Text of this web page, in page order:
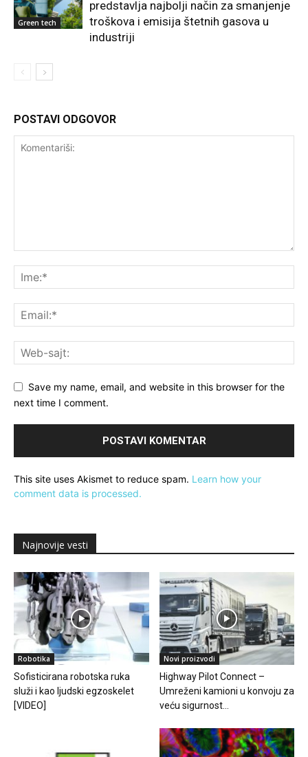
Green tech
predstavlja najbolji način za smanjenje
troškova i emisija štetnih gasova u
industriji
POSTAVI ODGOVOR
Save my name, email, and website in this browser for the
next time I comment.
This site uses Akismet to reduce spam. Learn how your
comment data is processed.
Najnovije vesti
Robotika
Sofisticirana robotska ruka
služi i kao ljudski egzoskelet
[VIDEO]
Novi proizvodi
Highway Pilot Connect –
Umreženi kamioni u konvoju za
veću sigurnost...